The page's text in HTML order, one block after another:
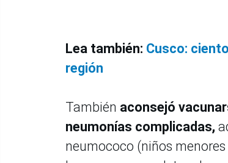
Lea también: Cusco:
región
También aconsejó
neumonías complicadas,
neumococo (niños